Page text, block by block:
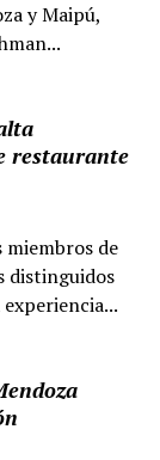
y Maipú,
restaurante
de
distinguidos